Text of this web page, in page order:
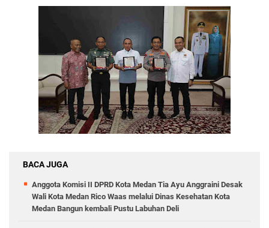
BACA JUGA
Anggota Komisi II DPRD Kota Medan Tia Ayu Anggraini Desak
Wali Kota Medan Rico Waas melalui Dinas Kesehatan Kota
Medan Bangun kembali Pustu Labuhan Deli